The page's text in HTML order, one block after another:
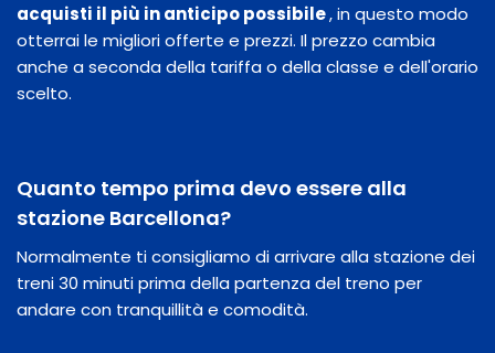
acquisti il ​​più in anticipo possibile, in questo modo
otterrai le migliori offerte e prezzi. Il prezzo cambia
anche a seconda della tariffa o della classe e dell'orario
scelto.
Quanto tempo prima devo essere alla
stazione Barcellona?
Normalmente ti consigliamo di arrivare alla stazione dei
treni 30 minuti prima della partenza del treno per
andare con tranquillità e comodità.